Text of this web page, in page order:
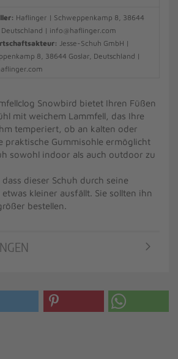
Haflinger | Schweppenkamp 8, 38644
Deutschland | info@haflinger.com
Jesse-Schuh GmbH |
8, 38644 Goslar, Deutschland |
Snowbird bietet Ihren Füßen
mit weichem Lammfell, das Ihre
temperiert, ob an kalten oder
praktische Gummisohle ermöglicht
sowohl indoor als auch outdoor zu
dieser Schuh durch seine
kleiner ausfällt. Sie sollten ihn
bestellen.